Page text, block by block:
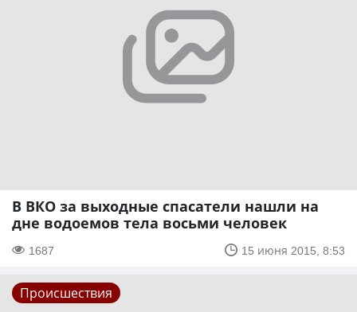
В ВКО за выходные спасатели нашли на
дне водоемов тела восьми человек
1687 15 июня 2015, 8:53
Происшествия